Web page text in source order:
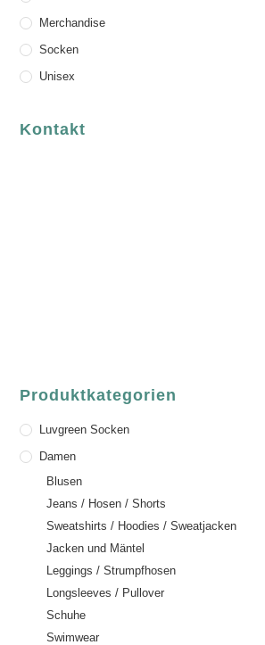
Merchandise
Socken
Unisex
Kontakt
Produktkategorien
Luvgreen Socken
Damen
Blusen
Jeans / Hosen / Shorts
Sweatshirts / Hoodies / Sweatjacken
Jacken und Mäntel
Leggings / Strumpfhosen
Longsleeves / Pullover
Schuhe
Swimwear